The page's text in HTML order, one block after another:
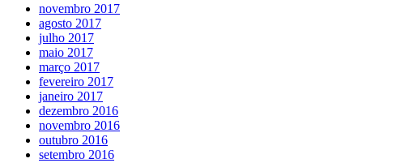
novembro 2017
agosto 2017
julho 2017
maio 2017
março 2017
fevereiro 2017
janeiro 2017
dezembro 2016
novembro 2016
outubro 2016
setembro 2016